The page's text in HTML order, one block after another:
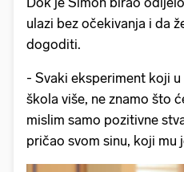
ulazi bez očekivanja i da
dogoditi.
- Svaki eksperiment koji
škola više, ne znamo što
mislim samo pozitivne
pričao svom sinu, koji mu